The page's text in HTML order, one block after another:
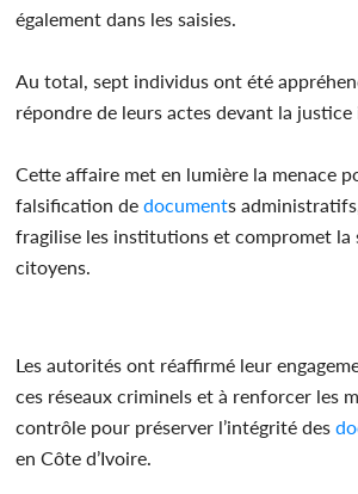
également dans les saisies.
Au total, sept individus ont été
répondre de leurs actes devant la justice
Cette affaire met en lumière la menace
falsification dedocuments
fragilise les institutions et compromet la
citoyens.
Les autorités ont réaffirmé leur
ces réseaux criminels et à renforcer les
contrôle pour préserver l’intégrité des
en Côte d’Ivoire.